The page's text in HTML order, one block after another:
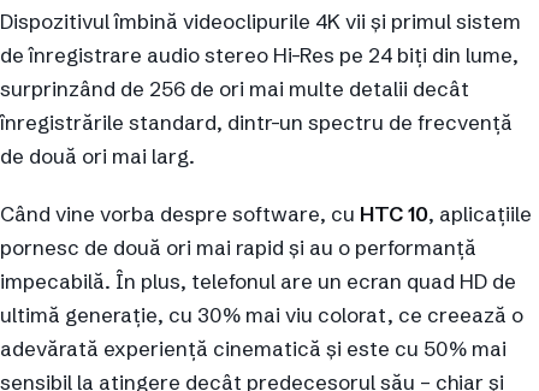
Dispozitivul îmbină videoclipurile 4K vii și primul sistem
de înregistrare audio stereo Hi-Res pe 24 biţi din lume,
surprinzând de 256 de ori mai multe detalii decât
înregistrările standard, dintr-un spectru de frecvență
de două ori mai larg.
Când vine vorba despre software, cu HTC 10, aplicaţiile
pornesc de două ori mai rapid și au o performanţă
impecabilă. În plus, telefonul are un ecran quad HD de
ultimă generaţie, cu 30% mai viu colorat, ce creează o
adevărată experienţă cinematică şi este cu 50% mai
sensibil la atingere decât predecesorul său – chiar şi